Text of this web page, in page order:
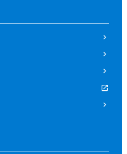
込みの拒否、参加
加者又は第三者が
当社は一切の責任
。
法により申し込み
イベントの開催趣
せん。）としま